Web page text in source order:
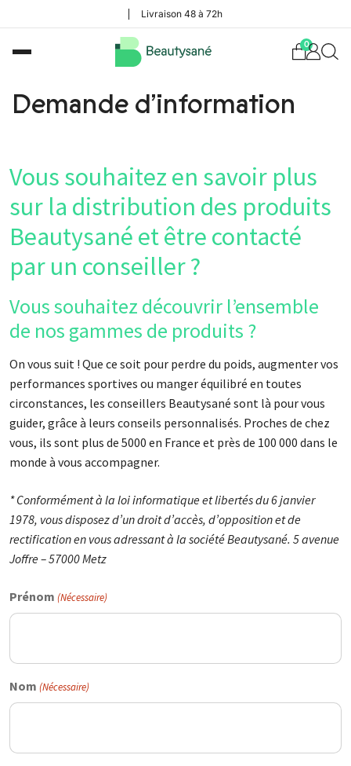
Livraison 48 à 72h
0
Demande d’information
Vous souhaitez en savoir plus
sur la distribution des produits
Beautysané et être contacté
par un conseiller ?
Vous souhaitez découvrir l’ensemble
de nos gammes de produits ?
On vous suit ! Que ce soit pour perdre du poids, augmenter vos
performances sportives ou manger équilibré en toutes
circonstances, les conseillers Beautysané sont là pour vous
guider, grâce à leurs conseils personnalisés. Proches de chez
vous, ils sont plus de 5000 en France et près de 100 000 dans le
monde à vous accompagner.
* Conformément à la loi informatique et libertés du 6 janvier
1978, vous disposez d’un droit d’accès, d’opposition et de
rectification en vous adressant à la société Beautysané. 5 avenue
Joffre – 57000 Metz
Prénom (Nécessaire)
Nom (Nécessaire)